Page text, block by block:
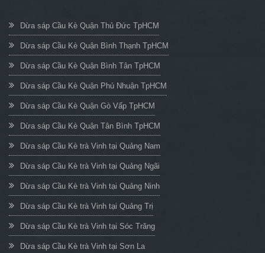
Dừa sáp Cầu Kè Quận Thủ Đức TpHCM
Dừa sáp Cầu Kè Quận Bình Thạnh TpHCM
Dừa sáp Cầu Kè Quận Bình Tân TpHCM
Dừa sáp Cầu Kè Quận Phú Nhuận TpHCM
Dừa sáp Cầu Kè Quận Gò Vấp TpHCM
Dừa sáp Cầu Kè Quận Tân Bình TpHCM
Dừa sáp Cầu Kè trà Vinh tại Quảng Nam
Dừa sáp Cầu Kè trà Vinh tại Quảng Ngãi
Dừa sáp Cầu Kè trà Vinh tại Quảng Ninh
Dừa sáp Cầu Kè trà Vinh tại Quảng Trị
Dừa sáp Cầu Kè trà Vinh tại Sóc Trăng
Dừa sáp Cầu Kè trà Vinh tại Sơn La